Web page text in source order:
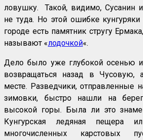
ловушку. Такой, видимо, Сусанин
не туда. Но этой ошибке
городе есть памятник стругу
называют «лодочкой«.
Дело было уже глубокой осенью
возвращаться назад в Чусовую,
месте. Разведчики, отправленные
зимовки, быстро нашли на
высокой горы. Была ли это
Кунгурская ледяная пещера
многочисленных карстовых